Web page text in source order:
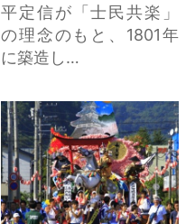
平定信が「士民共楽」
の理念のもと、1801年
に築造し…
さんのへ秋まつり の詳
細はこちら